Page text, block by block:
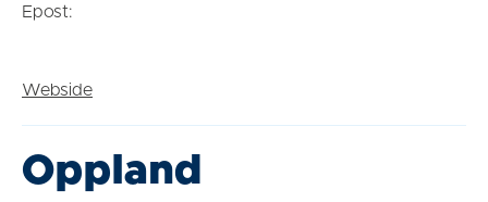
Epost:
Webside
Oppland